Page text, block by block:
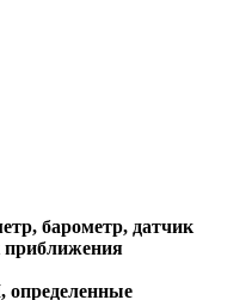
барометр, датчик
приближения